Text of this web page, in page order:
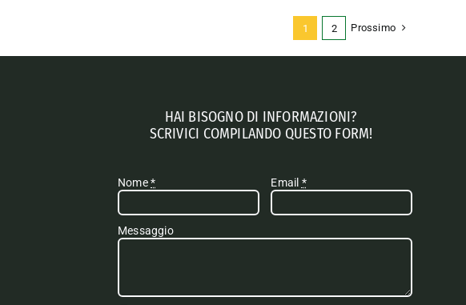
1 2 Prossimo
HAI BISOGNO DI INFORMAZIONI?
SCRIVICI COMPILANDO QUESTO FORM!
Nome* Email *
Messaggio